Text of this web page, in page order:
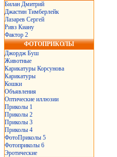
Билан Дмитрий
Джастин Тимберлейк
Лазарев Сергей
Ривз Киану
Фактор 2
ФОТОПРИКОЛЫ
Джордж Буш
Животные
Карикатуры Корсунова
Карикатуры
Кошки
Объявления
Оптические иллюзии
Приколы 1
Приколы 2
Приколы 3
Приколы 4
ФотоПриколы 5
Фотоприколы 6
Эротические